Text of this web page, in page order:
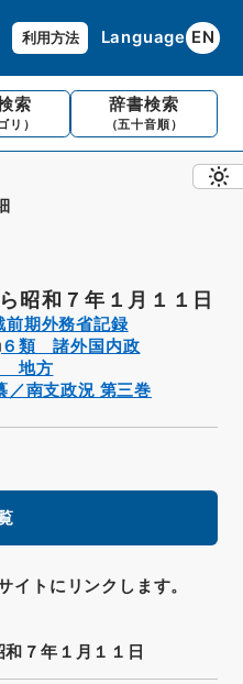
利用方法 Language EN
索
リ）
辞書検索
（五十音順）
昭和７年１月１１日
前期外務省記録
６類 諸外国内政
地方
／南支政況 第三巻
イトにリンクします。
７年１月１１日